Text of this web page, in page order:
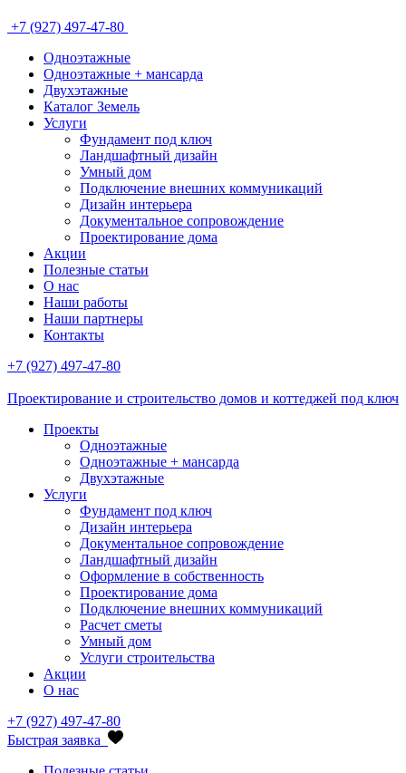
+7 (927) 497-47-80
Одноэтажные
Одноэтажные + мансарда
Двухэтажные
Каталог Земель
Услуги
Фундамент под ключ
Ландшафтный дизайн
Умный дом
Подключение внешних коммуникаций
Дизайн интерьера
Документальное сопровождение
Проектирование дома
Акции
Полезные статьи
О нас
Наши работы
Наши партнеры
Контакты
+7 (927) 497-47-80
Проектирование и строительство домов и коттеджей под ключ
Проекты
Одноэтажные
Одноэтажные + мансарда
Двухэтажные
Услуги
Фундамент под ключ
Дизайн интерьера
Документальное сопровождение
Ландшафтный дизайн
Оформление в собственность
Проектирование дома
Подключение внешних коммуникаций
Расчет сметы
Умный дом
Услуги строительства
Акции
О нас
+7 (927) 497-47-80
Быстрая заявка